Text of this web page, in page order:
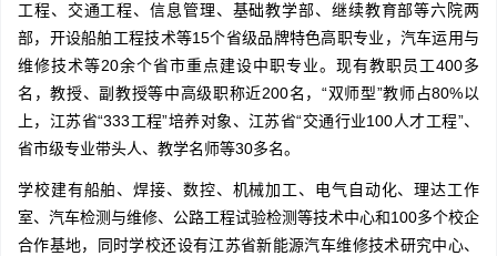
工程、交通工程、信息管理、基础教学部、继续教育部等六院两
部，开设船舶工程技术等15个省级品牌特色高职专业，汽车运用与
维修技术等20余个省市重点建设中职专业。现有教职员工400多
名，教授、副教授等中高级职称近200名，“双师型”教师占80%以
上，江苏省“333工程”培养对象、江苏省“交通行业100人才工程”、
省市级专业带头人、教学名师等30多名。
学校建有船舶、焊接、数控、机械加工、电气自动化、理达工作
室、汽车检测与维修、公路工程试验检测等技术中心和100多个校企
合作基地，同时学校还设有江苏省新能源汽车维修技术研究中心、